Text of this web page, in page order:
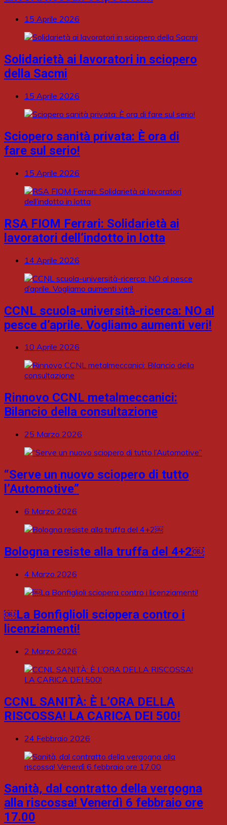
15 Aprile 2026
Solidarietà ai lavoratori in sciopero
della Sacmi
15 Aprile 2026
Sciopero sanità privata: È ora di
fare sul serio!
15 Aprile 2026
RSA FIOM Ferrari: Solidarietà ai
lavoratori dell’indotto in lotta
14 Aprile 2026
CCNL scuola-università-ricerca: NO al
pesce d’aprile. Vogliamo aumenti veri!
10 Aprile 2026
Rinnovo CCNL metalmeccanici:
Bilancio della consultazione
25 Marzo 2026
“Serve un nuovo sciopero di tutto
l’Automotive”
6 Marzo 2026
Bologna resiste alla truffa del 4+2￼
4 Marzo 2026
￼La Bonfiglioli sciopera contro i
licenziamenti!
2 Marzo 2026
CCNL SANITÀ: È L’ORA DELLA
RISCOSSA! LA CARICA DEI 500!
24 Febbraio 2026
Sanità, dal contratto della vergogna
alla riscossa! Venerdì 6 febbraio ore
17.00